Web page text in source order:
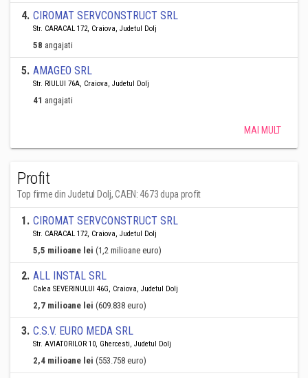
4. CIROMAT SERVCONSTRUCT SRL
Str. CARACAL 172, Craiova, Judetul Dolj
58 angajati
5. AMAGEO SRL
Str. RIULUI 76A, Craiova, Judetul Dolj
41 angajati
MAI MULT
Profit
Top firme din Judetul Dolj, CAEN: 4673 dupa profit
1. CIROMAT SERVCONSTRUCT SRL
Str. CARACAL 172, Craiova, Judetul Dolj
5,5 milioane lei (1,2 milioane euro)
2. ALL INSTAL SRL
Calea SEVERINULUI 46G, Craiova, Judetul Dolj
2,7 milioane lei (609.838 euro)
3. C.S.V. EURO MEDA SRL
Str. AVIATORILOR 10, Ghercesti, Judetul Dolj
2,4 milioane lei (553.758 euro)